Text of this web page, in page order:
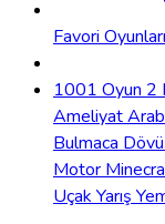
Favori
1001 Oyun 2
Ameliyat
Bulmaca
Motor
Uçak Yarış